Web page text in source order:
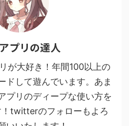
プリの達人
が大好き！年間100以上の
ドして遊んでいます。あま
プリのディープな使い方を
twitterのフォローもよろ